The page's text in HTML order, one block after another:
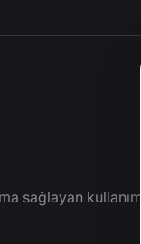
sağlayan kullanımı